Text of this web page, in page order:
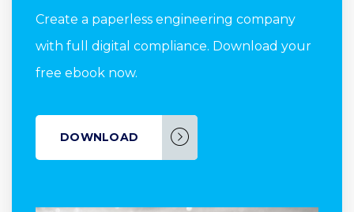
Create a paperless engineering company
with full digital compliance. Download your
free ebook now.
DOWNLOAD